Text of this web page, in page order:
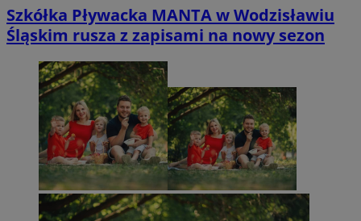
Szkółka Pływacka MANTA w Wodzisławiu
Śląskim rusza z zapisami na nowy sezon